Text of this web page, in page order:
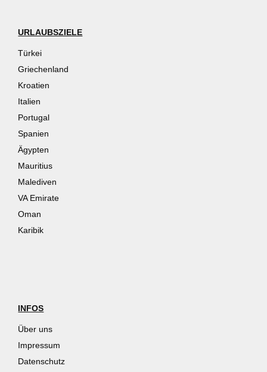
URLAUBSZIELE
Türkei
Griechenland
Kroatien
Italien
Portugal
Spanien
Ägypten
Mauritius
Malediven
VA Emirate
Oman
Karibik
INFOS
Über uns
Impressum
Datenschutz